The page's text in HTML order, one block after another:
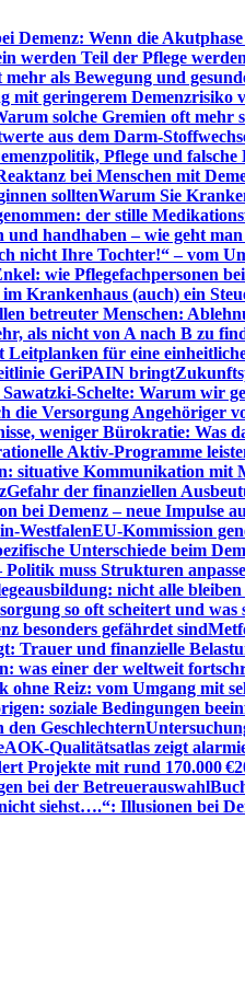
Demenz: Wenn die
werden Teil der Pflege werden
mehr als Bewegung und
mit geringerem Demenzrisiko
solche Gremien oft mehr
aus dem Darm-
Pflege und falsche
bei Menschen mit
solltenWarum Sie
der stille
und handhaben – wie geht
nicht Ihre Tochter!“ – vom
wie Pflegefachpersonen
Krankenhaus (auch) ein
betreuter Menschen:
als nicht von A nach B zu
Leitplanken für eine
GeriPAIN bringt
Schelte: Warum wir
die Versorgung Angehöriger
weniger Bürokratie: Was
Aktiv-Programme
situative Kommunikation mit
Gefahr der finanziellen
bei Demenz – neue Impulse
WestfalenEU-Kommission
Unterschiede beim
muss Strukturen
nicht alle bleiben
so oft scheitert und was
besonders gefährdet sind
Trauer und finanzielle
was einer der weltweit
ohne Reiz: vom Umgang mit
soziale Bedingungen
Geschlechtern
AOK-Qualitätsatlas zeigt
Projekte mit rund 170.000 €
bei der Betreuerauswahl
siehst….“: Illusionen bei